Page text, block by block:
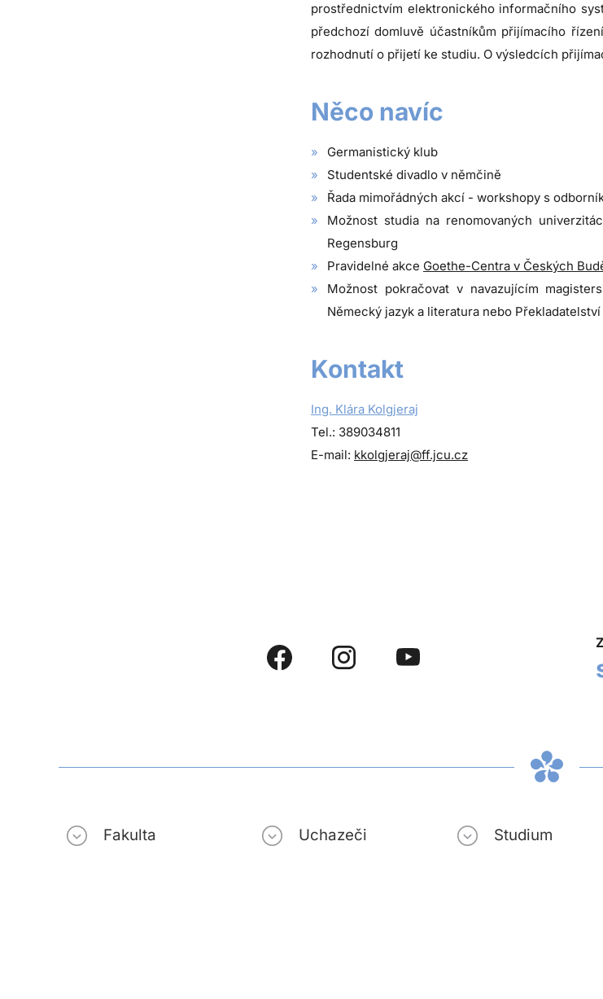
prostřednictvím elektronického informačního
předchozí domluvě účastníkům přijímacího
rozhodnutí o přijetí ke studiu. O výsledcích
Něco navíc
Germanistický klub
Studentské divadlo v němčině
Řada mimořádných akcí - workshopy s
Možnost studia na renomovaných
Regensburg
Pravidelné akce Goethe-Centra v Českých
Možnost pokračovat v navazujícím
Německý jazyk a literatura nebo
Kontakt
Ing. Klára Kolgjeraj
Tel.: 389034811
E-mail: kkolgjeraj@ff.jcu.cz
Fakulta Uchazeči Studium